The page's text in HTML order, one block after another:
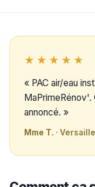
★★★★★
« PAC air/eau
annoncé. »
Mme T. ·